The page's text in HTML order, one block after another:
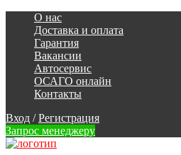
О нас
Доставка и оплата
Гарантия
Вакансии
Автосервис
ОСАГО онлайн
Контакты
Вход / Регистрация
Запрос менеджеру